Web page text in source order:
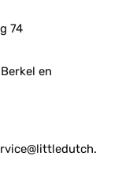
74
en